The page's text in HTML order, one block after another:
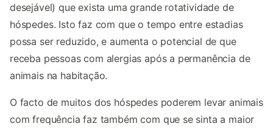
desejável) que exista uma grande rotatividade de
hóspedes. Isto faz com que o tempo entre estadias
possa ser reduzido, e aumenta o potencial de que
receba pessoas com alergias após a permanência de
animais na habitação.
O facto de muitos dos hóspedes poderem levar animais
com frequência faz também com que se sinta a maior